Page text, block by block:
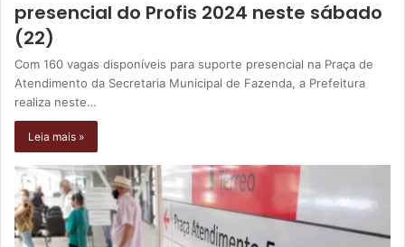
presencial do Profis 2024 neste sábado
(22)
Com 160 vagas disponíveis para suporte presencial na Praça de
Atendimento da Secretaria Municipal de Fazenda, a Prefeitura
realiza neste…
Leia mais »